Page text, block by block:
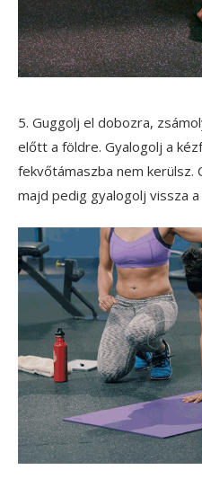
5. Guggolj el dobozra,
előtt a földre. Gyalogolj a
fekvőtámaszba nem kerülsz.
majd pedig gyalogolj vissza